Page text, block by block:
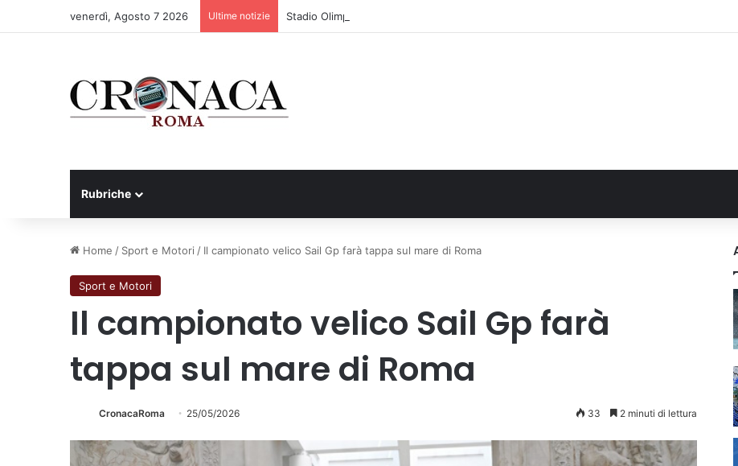
venerdì, Agosto 7 2026 Ultime notizie Stadio Olimpico, definito il piano mobilità 2026-27
Rubriche
Home / Sport e Motori / Il campionato velico Sail Gp farà tappa sul mare di Roma
Sport e Motori
Il campionato velico Sail Gp farà
tappa sul mare di Roma
CronacaRoma 25/05/2026 33 2 minuti di lettura